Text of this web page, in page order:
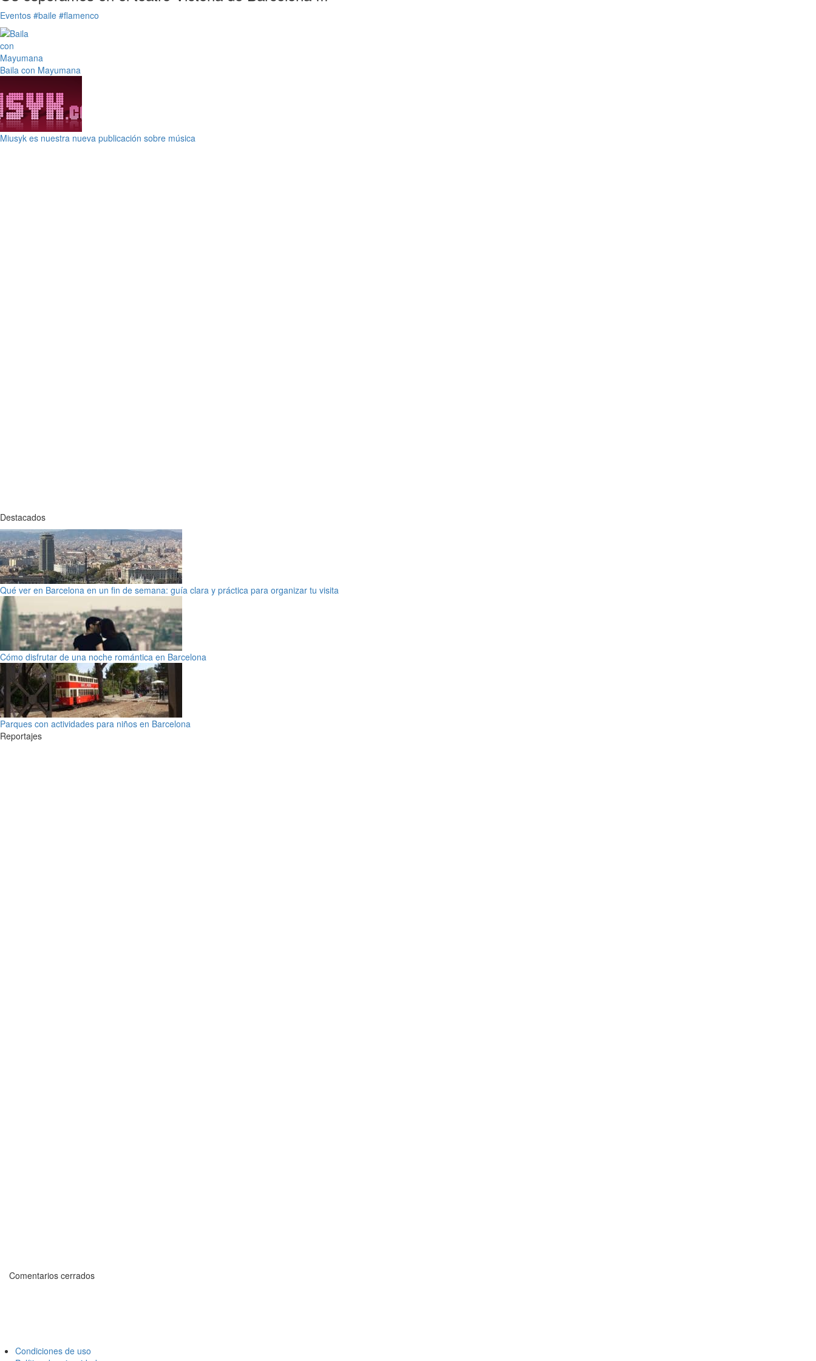
Eventos #baile #flamenco
Baila con Mayumana
Miusyk es nuestra nueva publicación sobre música
Destacados
Qué ver en Barcelona en un fin de semana: guía clara y práctica para organizar tu visita
Cómo disfrutar de una noche romántica en Barcelona
Parques con actividades para niños en Barcelona
Reportajes
Comentarios cerrados
Condiciones de uso